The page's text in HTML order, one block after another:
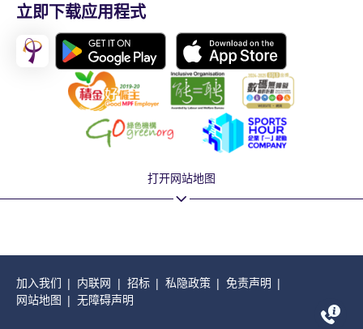
立即下载应用程式
打开网站地图
加入我们 内联网 招标 私隐政策
免责声明
网站地图
无障碍声明